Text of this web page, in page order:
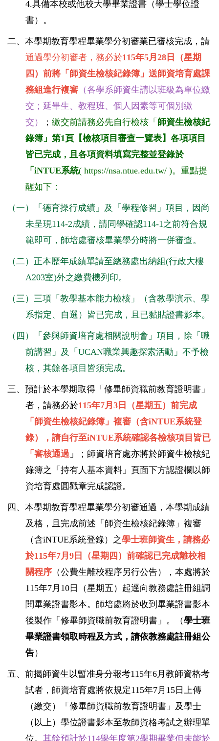
4.具備本校或他校大學畢業證書（學士學位證
書）。
二、本學期教育學程畢業學分初審業已審核完成，請
通過學分初審者，務必於115年5月28日（星期
四）前將「師資生檢核紀錄簿」送師資培育處課
務組進行複審 （各學系師資生請以班級為單位繳
交；延畢生、教程班、個人因素等可個別繳
交）
； 繳交前請務必先自行檢核「 師資生檢核紀
錄簿」第1頁【檢核項目審查一覽表】各項項目
皆已完成，且各項資料填寫完整並登錄於
「iNTUE系統( https://nsa.ntue.edu.tw/ )。重點提
醒如下：
（一）「德育操行成績」及「學程修習」項目，因尚
未呈現114-2成績，請同學確認114-1之前符合規
範即可，師培處審核畢業學分時將一併審查。
（二）正本歷年成績單請至總務處出納組(行政大樓
A203室)外之繳費機列印。
（三） 三項「教學基本能力檢核」（含教學演示、學
系指定、自選）皆已完成，且已黏貼證書影本。
（四）
「參與師資培育處相關說明會」項目，除「職
前講習」及
「UCAN職業興趣探索活動」不予檢
核，其餘各項目皆須完成。
三、預計於本學期取得「修畢師資職前教育證明書」
者，請務必於115年7月3日（星期五）前完成
「師資生檢核紀錄簿」複審（含iNTUE系統登
錄），請自行至iNTUE系統確認各檢核項目皆已
「審核通過 」；師資培育處亦將於師資生檢核紀
錄簿之「持有人基本資料」頁面下方認證欄以師
資培育處圓戳章完成認證。
四、本學期教育學程畢業學分初審通過，本學期成績
及格，且完成前述「師資生檢核紀錄簿」複審
（含iNTUE系統登錄）之學士班師資生，請務必
於115年7月9日（星期四）前確認已完成離校相
關程序 （公費生離校程序另行公告），本處將於
115年7月10日（星期五）起逕向教務處註冊組調
閱畢業證書影本。師培處將於收到畢業證書影本
後製作「修畢師資職前教育證明書」。（學士班
畢業證書領取時程及方式，請依教務處註冊組公
告）
五、前揭師資生以暫准身分報考115年6月教師資格考
試者，師資培育處將依規定115年7月15日上傳
（繳交）「修畢師資職前教育證明書」及學士
（以上）學位證書影本至教師資格考試之辦理單
位。 其餘預計於114學年度第2學期畢業但未能於